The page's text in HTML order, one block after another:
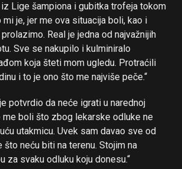
Lige šampiona i gubitka trofeja tokom
mi je, jer me ova situacija boli, kao i
Real je jedna od najvažnijih
Sve se nakupilo i kulminiralo
koja šteti mom ugledu. Protraćili
i to je ono što me najviše peče.“
potvrdio da neće igrati u narednoj
me boli što zbog lekarske odluke ne
utakmicu. Uvek sam davao sve od
neću biti na terenu. Stojim na
za svaku odluku koju donesu.“